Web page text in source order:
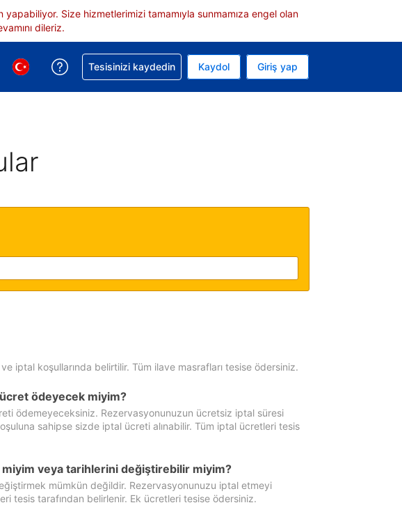
Size hizmetlerimizi tamamıyla sunmamıza engel olan
dileriz.
birimi seçimi yap. Mevcut para biriminiz Türk lirası
Dil seçimi yap. Mevcut diliniz Türkçe
Rezervasyonunuzla ilgili yardım alın
Tesisinizi kaydedin Kaydol Giriş yap
iptal koşullarında belirtilir. Tüm ilave masrafları tesise ödersiniz.
ödeyecek miyim?
ödemeyeceksiniz. Rezervasyonunuzun ücretsiz iptal süresi
sahipse sizde iptal ücreti alınabilir. Tüm iptal ücretleri tesis
veya tarihlerini değiştirebilir miyim?
mümkün değildir. Rezervasyonunuzu iptal etmeyi
tesis tarafından belirlenir. Ek ücretleri tesise ödersiniz.